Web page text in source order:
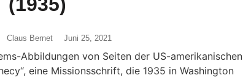
Claus Bernet Juni 25, 2021
Abbildungen von Seiten der US-amerikanischen
eine Missionsschrift, die 1935 in Washington